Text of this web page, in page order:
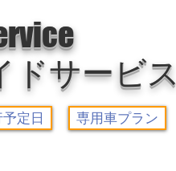
ドサービス
定日 専用車プラン